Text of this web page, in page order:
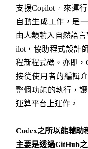
支援Copilot，來運
自動生成工作，是
由人類輸入自然語
ilot，協助程式設計
程新程式碼。亦即，
接從使用者的編輯
整個功能的執行，
運算平台上運作。
Codex之所以能輔助
主要是透過GitHub